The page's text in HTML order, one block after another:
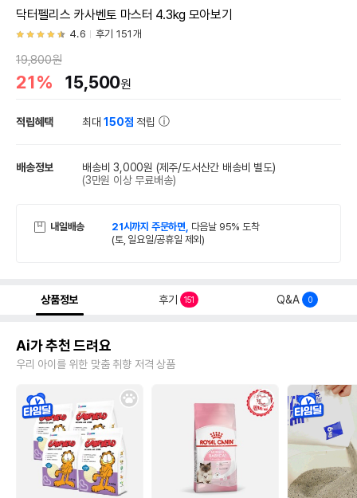
닥터펠리스 카사벤토 마스터 4.3kg 모아보기
4.6 후기 151개
19,800원
21% 15,500원
적립혜택 최대150점 적립
배송정보 배송비 3,000원 (제주/도서산간 배송비 별도)
(3만원 이상 무료배송)
내일배송 21시까지 주문하면, 다음날 95% 도착
(토, 일요일/공휴일 제외)
상품정보 후기 151 Q&A 0
Ai가 추천 드려요
우리 아이를 위한 맞춤 취향 저격 상품